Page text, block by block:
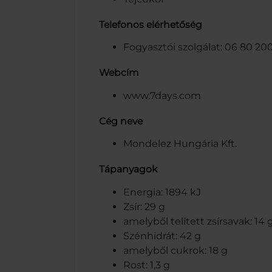
Telefonos elérhetőség
Fogyasztói szolgálat: 06 80
Webcím
www.7days.com
Cég neve
Mondelez Hungária Kft.
Tápanyagok
Energia: 1894 kJ
Zsír: 29 g
amelyből telített zsírsavak: 14 g
Szénhidrát: 42 g
amelyből cukrok: 18 g
Rost: 1,3 g